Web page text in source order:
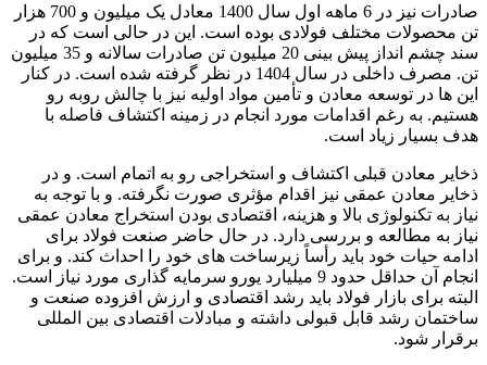
صادرات نیز در 6 ماهه اول سال 1400 معادل یک میلیون و 700 هزار
تن محصولات مختلف فولادی بوده است. این در حالی است که در
سند چشم انداز پیش بینی 20 میلیون تن صادرات سالانه و 35 میلیون
تن. مصرف داخلی در سال 1404 در نظر گرفته شده است. در کنار
این ها در توسعه معادن و تأمین مواد اولیه نیز با چالش روبه رو
هستیم. به رغم اقدامات مورد انجام در زمینه اکتشاف فاصله با
هدف بسیار زیاد است.
ذخایر معادن قبلی اکتشاف و استخراجی رو به اتمام است. و در
ذخایر معادن عمقی نیز اقدام مؤثری صورت نگرفته. و با توجه به
نیاز به تکنولوژی بالا و هزینه، اقتصادی بودن استخراج معادن عمقی
نیاز به مطالعه و بررسی دارد. در حال حاضر صنعت فولاد برای
ادامه حیات خود باید رأساً زیرساخت های خود را احداث کند. و برای
انجام آن حداقل حدود 9 میلیارد یورو سرمایه گذاری مورد نیاز است.
البته برای بازار فولاد باید رشد اقتصادی و ارزش افزوده صنعت و
ساختمان رشد قابل قبولی داشته و مبادلات اقتصادی بین المللی
برقرار شود.